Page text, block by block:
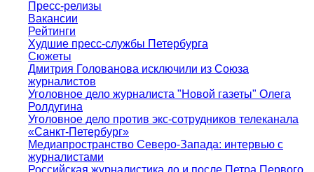
Пресс-релизы
Вакансии
Рейтинги
Худшие пресс-службы Петербурга
Сюжеты
Дмитрия Голованова исключили из Союза
журналистов
Уголовное дело журналиста "Новой газеты" Олега
Ролдугина
Уголовное дело против экс-сотрудников телеканала
«Санкт-Петербург»
Медиапространство Северо-Запада: интервью с
журналистами
Российская журналистика до и после Петра Первого